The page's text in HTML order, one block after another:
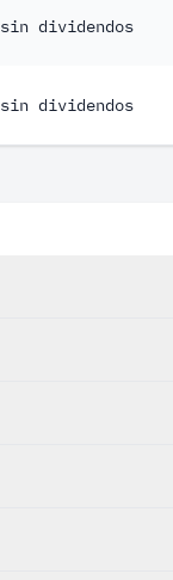
sin dividendos
sin dividendos